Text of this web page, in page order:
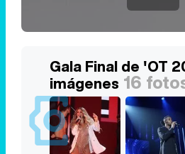
Gala Final de 'OT
imágenes 16